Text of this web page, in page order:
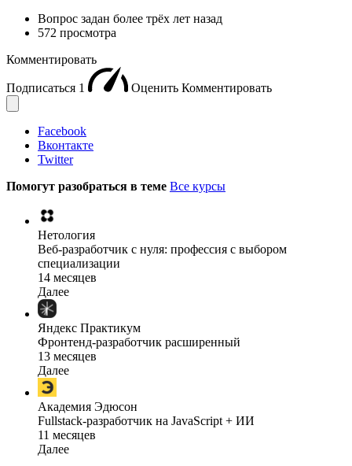
Вопрос задан более трёх лет назад
572 просмотра
Комментировать
Подписаться 1 Оценить Комментировать
Facebook
Вконтакте
Twitter
Помогут разобраться в теме Все курсы
Нетология
Веб-разработчик с нуля: профессия с выбором
специализации
14 месяцев
Далее
Яндекс Практикум
Фронтенд-разработчик расширенный
13 месяцев
Далее
Академия Эдюсон
Fullstack-разработчик на JavaScript + ИИ
11 месяцев
Далее